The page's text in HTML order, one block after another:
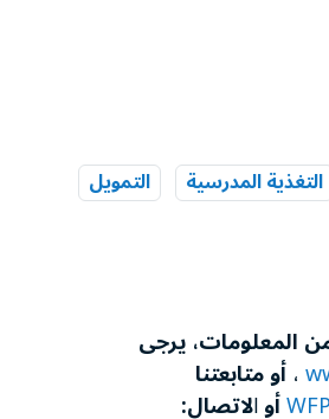
التغذية المدرسية
التمويل
المعلومات، يرجى
،أو متابعتنا
أوالاتصال: